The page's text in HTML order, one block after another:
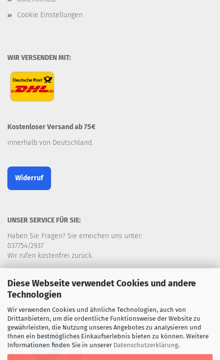
Diese Webseite verwendet Cookies und andere
Technologien
Wir verwenden Cookies und ähnliche Technologien, auch von
Drittanbietern, um die ordentliche Funktionsweise der Website zu
gewährleisten, die Nutzung unseres Angebotes zu analysieren und
Ihnen ein bestmögliches Einkaufserlebnis bieten zu können. Weitere
Informationen finden Sie in unserer Datenschutzerklärung.
Cookie Einstellungen
WIR VERSENDEN MIT:
Kostenloser Versand ab 75€
innerhalb von Deutschland.
Widerruf
UNSER SERVICE FÜR SIE:
Haben Sie Fragen? Sie erreichen uns unter:
037754/2937
Wir rufen kostenfrei zurück.